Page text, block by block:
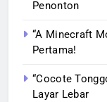
Penonton
“A Minecraft
Pertama!
“Cocote
Layar Lebar